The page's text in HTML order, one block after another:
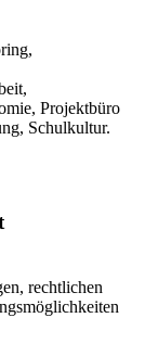
Projektbüro
Schulkultur.
rechtlichen